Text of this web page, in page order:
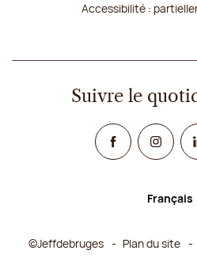
Accessibilité :
Suivre le
Facebook
Langue
Français
©Jeffdebruges Plan du site